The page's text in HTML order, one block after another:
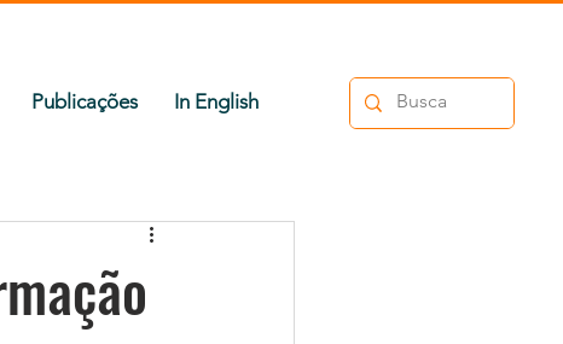
Publicações In English